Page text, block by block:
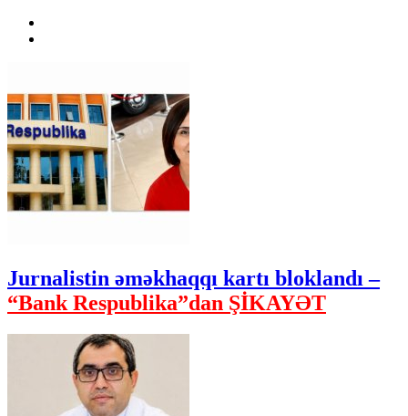
Jurnalistin əməkhaqqı kartı bloklandı –
“Bank Respublika”dan ŞİKAYƏT